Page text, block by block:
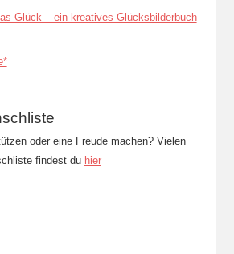
Glück – ein kreatives Glücksbilderbuch
oder eine Freude machen? Vielen
findest du hier